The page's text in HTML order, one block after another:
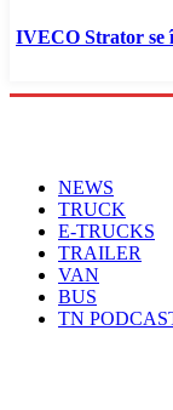
IVECO Strator se
NEWS
TRUCK
E-TRUCKS
TRAILER
VAN
BUS
TN